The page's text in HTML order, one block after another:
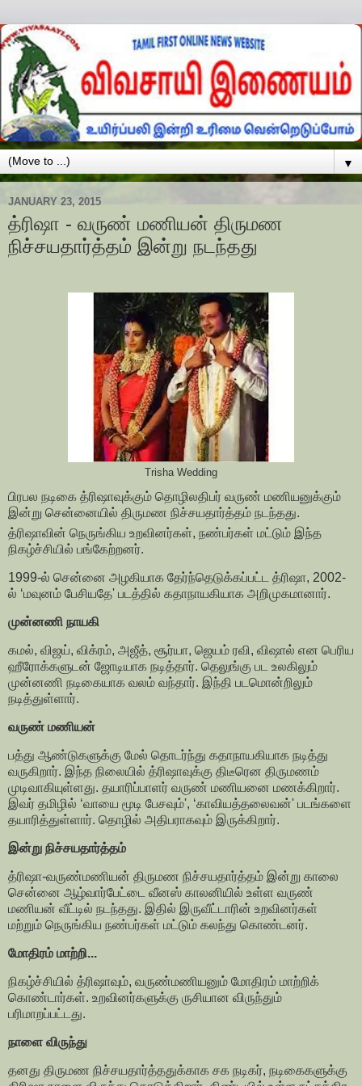
▼
JANUARY 23, 2015
த்ரிஷா - வருண் மணியன் திருமண
நிச்சயதார்த்தம் இன்று நடந்தது
Trisha Wedding
பிரபல நடிகை த்ரிஷாவுக்கும் தொழிலதிபர் வருண் மணியனுக்கும்
இன்று சென்னையில் திருமண நிச்சயதார்த்தம் நடந்தது.
த்ரிஷாவின் நெருங்கிய உறவினர்கள், நண்பர்கள் மட்டும் இந்த
நிகழ்ச்சியில் பங்கேற்றனர்.
1999-ல் சென்னை அழகியாக தேர்ந்தெடுக்கப்பட்ட த்ரிஷா, 2002-
ல் ‘மவுனம் பேசியதே' படத்தில் கதாநாயகியாக அறிமுகமானார்.
முன்னணி நாயகி
கமல், விஜய், விக்ரம், அஜீத், சூர்யா, ஜெயம் ரவி, விஷால் என பெரிய
ஹீரோக்களுடன் ஜோடியாக நடித்தார். தெலுங்கு பட உலகிலும்
முன்னணி நடிகையாக வலம் வந்தார். இந்தி படமொன்றிலும்
நடித்துள்ளார்.
வருண் மணியன்
பத்து ஆண்டுகளுக்கு மேல் தொடர்ந்து கதாநாயகியாக நடித்து
வருகிறார். இந்த நிலையில் த்ரிஷாவுக்கு திடீரென திருமணம்
முடிவாகியுள்ளது. தயாரிப்பாளர் வருண் மணியனை மணக்கிறார்.
இவர் தமிழில் ‘வாயை மூடி பேசவும்', ‘காவியத்தலைவன்' படங்களை
தயாரித்துள்ளார். தொழில் அதிபராகவும் இருக்கிறார்.
இன்று நிச்சயதார்த்தம்
த்ரிஷா-வருண்மணியன் திருமண நிச்சயதார்த்தம் இன்று காலை
சென்னை ஆழ்வார்பேட்டை வீனஸ் காலனியில் உள்ள வருண்
மணியன் வீட்டில் நடந்தது. இதில் இருவீட்டாரின் உறவினர்கள்
மற்றும் நெருங்கிய நண்பர்கள் மட்டும் கலந்து கொண்டனர்.
மோதிரம் மாற்றி...
நிகழ்ச்சியில் த்ரிஷாவும், வருண்மணியனும் மோதிரம் மாற்றிக்
கொண்டார்கள். உறவினர்களுக்கு ருசியான விருந்தும்
பரிமாறப்பட்டது.
நாளை விருந்து
தனது திருமண நிச்சயதார்த்ததுக்காக சக நடிகர், நடிகைகளுக்கு